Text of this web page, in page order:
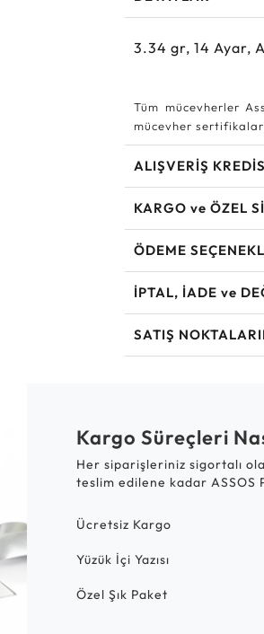
3.34gr,14Ayar,
Tüm mücevherler
mücevher
ALIŞVERİŞ
KARGO ve ÖZEL
ÖDEME
İPTAL, İADE ve
SATIŞ
Kargo Süreçleri
Her siparişleriniz sigortalı
teslim edilene kadar ASSOS
Ücretsiz Kargo
Yüzük İçi Yazısı
Özel Şık Paket